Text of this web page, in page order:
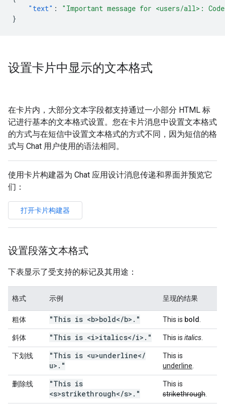
"text" :
"Important message for <users/all>:
}
设置卡片中显示的文本格式
在卡片内，大部分文本字段都支持通过一小部分 HTML 标
记进行基本的文本格式设置。您在卡片消息中设置文本格式
的方式与在短信中设置文本格式的方式不同，因为短信的格
式与 Chat 用户使用的语法相同。
使用卡片构建器为 Chat 应用设计消息传递和界面并预览它
们：
打开卡片构建器
设置段落文本格式
下表显示了受支持的标记及其用途：
格式 示例 呈现的结果
粗体 "This is <b>bold</b> . " This is bold
斜体 "This is <i>italics</i> . " This is italics
下划线 "This is <u>underline</
u> . "
This is
underline
删除线
"This is
<s>strikethrough</s> . "
This is
strikethrough